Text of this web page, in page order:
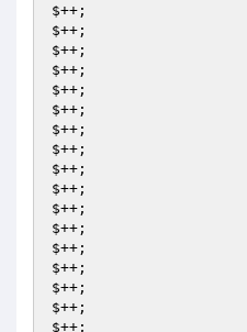
$++;
$++;
$++;
$++;
$++;
$++;
$++;
$++;
$++;
$++;
$++;
$++;
$++;
$++;
$++;
$++;
$++;